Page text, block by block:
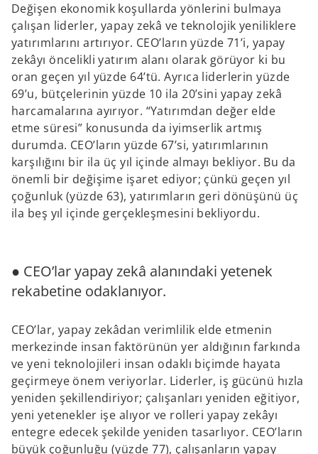
Değişen ekonomik koşullarda yönlerini bulmaya
çalışan liderler, yapay zekâ ve teknolojik yeniliklere
yatırımlarını artırıyor. CEO’ların yüzde 71’i, yapay
zekâyı öncelikli yatırım alanı olarak görüyor ki bu
oran geçen yıl yüzde 64’tü. Ayrıca liderlerin yüzde
69’u, bütçelerinin yüzde 10 ila 20’sini yapay zekâ
harcamalarına ayırıyor. “Yatırımdan değer elde
etme süresi” konusunda da iyimserlik artmış
durumda. CEO’ların yüzde 67’si, yatırımlarının
karşılığını bir ila üç yıl içinde almayı bekliyor. Bu da
önemli bir değişime işaret ediyor; çünkü geçen yıl
çoğunluk (yüzde 63), yatırımların geri dönüşünü üç
ila beş yıl içinde gerçekleşmesini bekliyordu.
● CEO’lar yapay zekâ alanındaki yetenek
rekabetine odaklanıyor.
CEO’lar, yapay zekâdan verimlilik elde etmenin
merkezinde insan faktörünün yer aldığının farkında
ve yeni teknolojileri insan odaklı biçimde hayata
geçirmeye önem veriyorlar. Liderler, iş gücünü hızla
yeniden şekillendiriyor; çalışanları yeniden eğitiyor,
yeni yetenekler işe alıyor ve rolleri yapay zekâyı
entegre edecek şekilde yeniden tasarlıyor. CEO’ların
büyük çoğunluğu (yüzde 77), çalışanların yapay